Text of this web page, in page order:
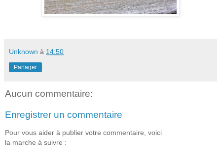
Unknown à 14:50
Partager
Aucun commentaire:
Enregistrer un commentaire
Pour vous aider à publier votre commentaire, voici
la marche à suivre :